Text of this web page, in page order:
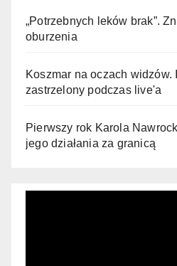
„Potrzebnych leków brak”.
oburzenia
Koszmar na oczach widzów.
zastrzelony podczas live'a
Pierwszy rok Karola
jego działania za granicą